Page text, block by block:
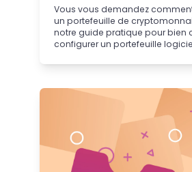
Vous vous demandez
un portefeuille de
notre guide pratique pour bien
configurer un portefeuille